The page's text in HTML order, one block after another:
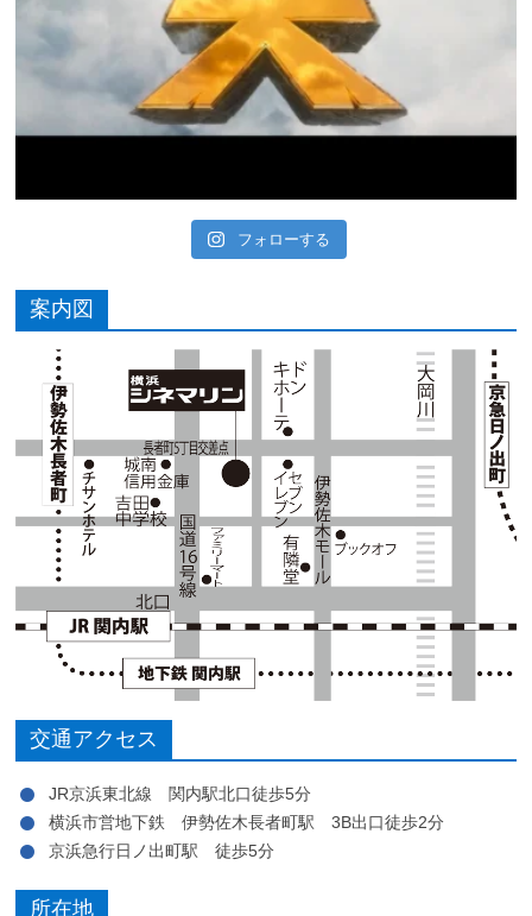
フォローする
案内図
交通アクセス
JR京浜東北線 関内駅北口徒歩5分
横浜市営地下鉄 伊勢佐木長者町駅 3B出口徒歩2分
京浜急行日ノ出町駅 徒歩5分
所在地